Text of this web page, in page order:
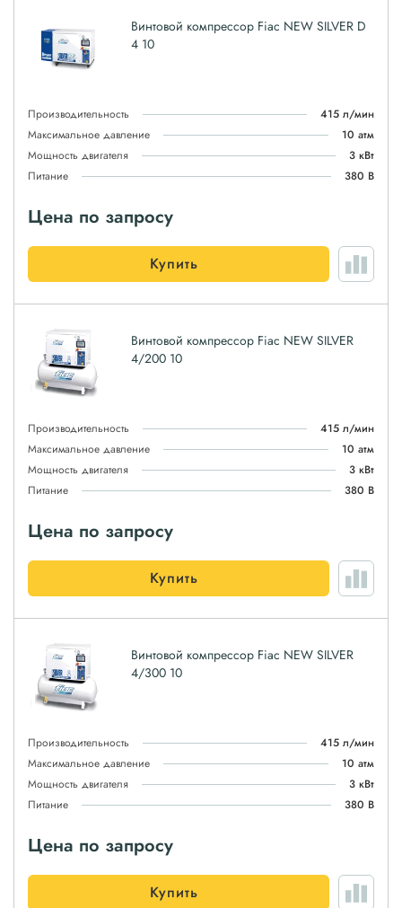
Винтовой компрессор Fiac NEW SILVER D
4 10
Производительность
415 л/мин
Максимальное давление
10 атм
Мощность двигателя
3 кВт
Питание
380 В
Цена по запросу
Купить
Винтовой компрессор Fiac NEW SILVER
4/200 10
Производительность
415 л/мин
Максимальное давление
10 атм
Мощность двигателя
3 кВт
Питание
380 В
Цена по запросу
Купить
Винтовой компрессор Fiac NEW SILVER
4/300 10
Производительность
415 л/мин
Максимальное давление
10 атм
Мощность двигателя
3 кВт
Питание
380 В
Цена по запросу
Купить